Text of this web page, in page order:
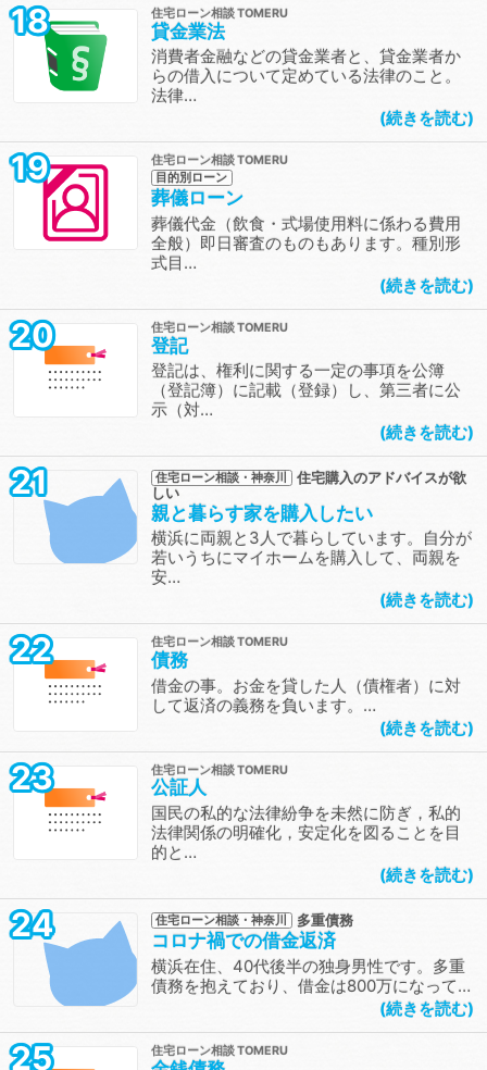
18 住宅ローン相談
貸金業法
消費者金融などの貸金業者と、貸金業者か
らの借入について定めている法律のこと。
法律…
続きを読む
19
住宅ローン相談
目的別ローン
葬儀ローン
葬儀代金（飲食・式場使用料に係わる費用
全般）即日審査のものもあります。種別形
式目…
続きを読む
20 住宅ローン相談
登記
登記は、権利に関する一定の事項を公簿
（登記簿）に記載（登録）し、第三者に公
示（対…
続きを読む
21 住宅ローン相談・神奈川
住宅購入のアドバイスが欲
しい
親と暮らす家を購入したい
横浜に両親と3人で暮らしています。自分が
若いうちにマイホームを購入して、両親を
安…
続きを読む
22 住宅ローン相談
債務
借金の事。お金を貸した人（債権者）に対
して返済の義務を負います。…
続きを読む
23 住宅ローン相談
公証人
国民の私的な法律紛争を未然に防ぎ，私的
法律関係の明確化，安定化を図ることを目
的と…
続きを読む
24 住宅ローン相談・神奈川 多重債務
コロナ禍での借金返済
横浜在住、40代後半の独身男性です。多重
債務を抱えており、借金は800万になって…
続きを読む
25 住宅ローン相談